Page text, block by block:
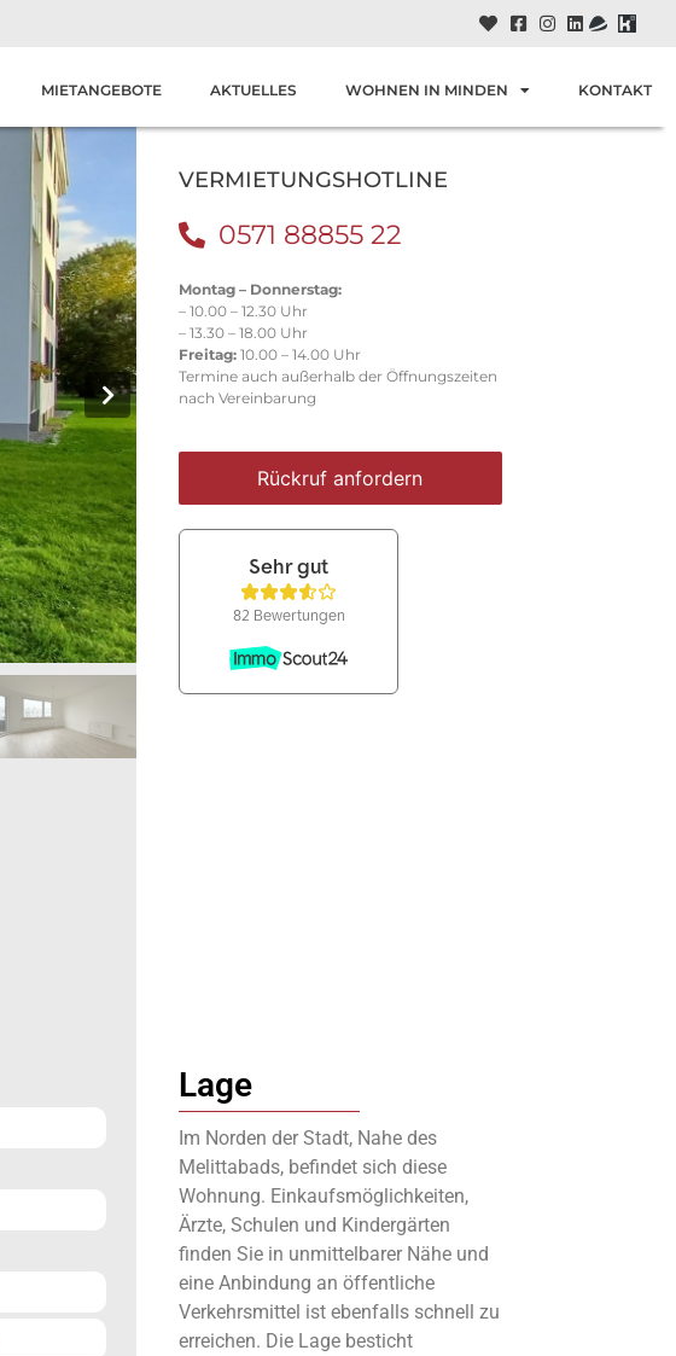
MIETANGEBOTE AKTUELLES WOHNEN IN MINDEN KONTAKT
VERMIETUNGSHOTLINE
0571 88855 22
Montag – Donnerstag:
– 10.00 – 12.30 Uhr
– 13.30 – 18.00 Uhr
Freitag: 10.00 – 14.00 Uhr
Termine auch außerhalb der Öffnungszeiten
nach Vereinbarung
Rückruf anfordern
Lage
Im Norden der Stadt, Nahe des
Melittabads, befindet sich diese
Wohnung. Einkaufsmöglichkeiten,
Ärzte, Schulen und Kindergärten
finden Sie in unmittelbarer Nähe und
eine Anbindung an öffentliche
Verkehrsmittel ist ebenfalls schnell zu
erreichen. Die Lage besticht